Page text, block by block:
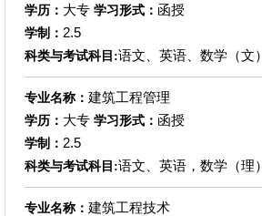
学历： 大专 学习形式： 函授
学制： 2.5
科类与考试科目:语文、英语、数学（文）
专业名称： 建筑工程管理
学历： 大专 学习形式： 函授
学制： 2.5
科类与考试科目:语文、英语，数学（理）
专业名称： 建筑工程技术